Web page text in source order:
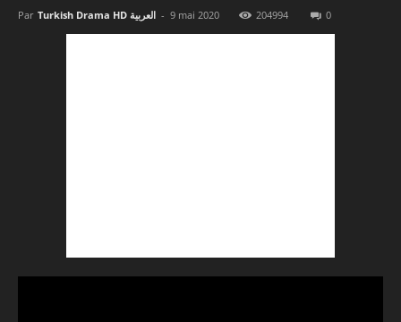
Par Turkish Drama HD العربية - 9 mai 2020 204994 0